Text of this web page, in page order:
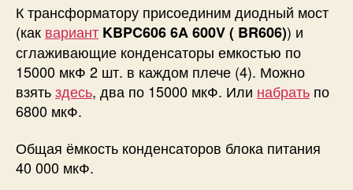
К трансформатору присоединим диодный мост
(как вариант KBPC606 6A 600V ( BR606)) и
сглаживающие конденсаторы емкостью по
15000 мкФ 2 шт. в каждом плече (4). Можно
взятьздесь, два по 15000 мкФ. Или набрать по
6800 мкФ.
Общая ёмкость конденсаторов блока питания
40 000 мкФ.